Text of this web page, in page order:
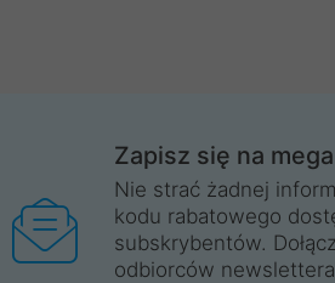
Zapisz się na
Nie strać żadnej
kodu rabatowego
subskrybentów.
odbiorców